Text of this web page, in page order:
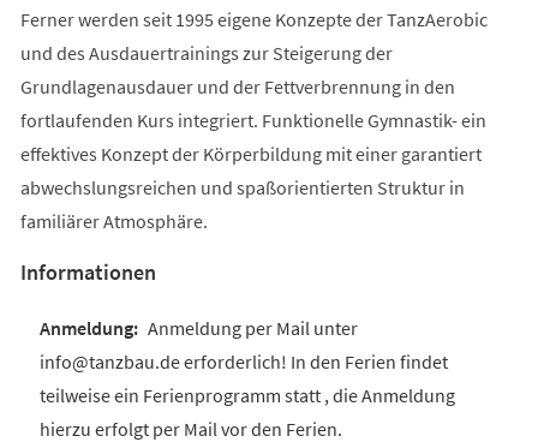
Ferner werden seit 1995 eigene Konzepte der TanzAerobic
und des Ausdauertrainings zur Steigerung der
Grundlagenausdauer und der Fettverbrennung in den
fortlaufenden Kurs integriert. Funktionelle Gymnastik- ein
effektives Konzept der Körperbildung mit einer garantiert
abwechslungsreichen und spaßorientierten Struktur in
familiärer Atmosphäre.
Informationen
Anmeldung per Mail unter
info@tanzbau.de erforderlich! In den Ferien findet
teilweise ein Ferienprogramm statt , die Anmeldung
hierzu erfolgt per Mail vor den Ferien.